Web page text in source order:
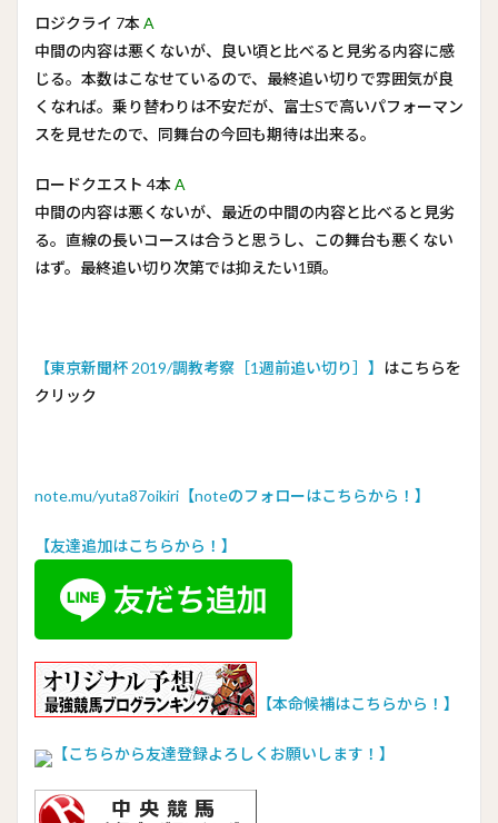
ロジクライ 7本A
中間の内容は悪くないが、良い頃と比べると見劣る内容に感
じる。本数はこなせているので、最終追い切りで雰囲気が良
くなれば。乗り替わりは不安だが、富士Sで高いパフォーマン
スを見せたので、同舞台の今回も期待は出来る。
ロードクエスト 4本A
中間の内容は悪くないが、最近の中間の内容と比べると見劣
る。直線の長いコースは合うと思うし、この舞台も悪くない
はず。最終追い切り次第では抑えたい1頭。
【東京新聞杯 2019/調教考察［1週前追い切り］】 はこちらを
クリック
note.mu/yuta87oikiri【noteのフォローはこちらから！】
【友達追加はこちらから！】
【本命候補はこちらから！】
【こちらから友達登録よろしくお願いします！】